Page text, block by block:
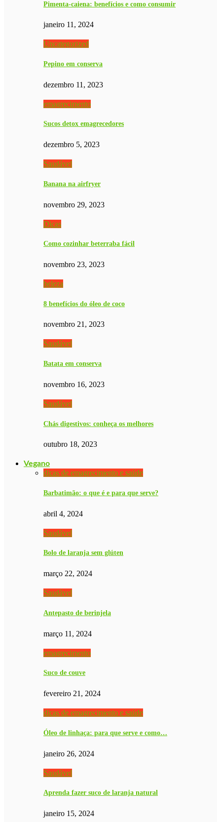
Pimenta-caiena: benefícios e como consumir
janeiro 11, 2024
Uncategorized
Pepino em conserva
dezembro 11, 2023
emagrecimento
Sucos detox emagrecedores
dezembro 5, 2023
Saudável
Banana na airfryer
novembro 29, 2023
Dicas
Como cozinhar beterraba fácil
novembro 23, 2023
beleza
8 benefícios do óleo de coco
novembro 21, 2023
Saudável
Batata em conserva
novembro 16, 2023
Saudável
Chás digestivos: conheça os melhores
outubro 18, 2023
Vegano
dicas de emagrecimento e saúde
Barbatimão: o que é e para que serve?
abril 4, 2024
Saudável
Bolo de laranja sem glúten
março 22, 2024
Saudável
Antepasto de berinjela
março 11, 2024
emagrecimento
Suco de couve
fevereiro 21, 2024
dicas de emagrecimento e saúde
Óleo de linhaça: para que serve e como…
janeiro 26, 2024
Saudável
Aprenda fazer suco de laranja natural
janeiro 15, 2024